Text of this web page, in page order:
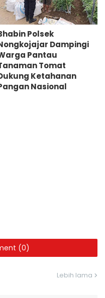
Polsek
Dampingi
Pantau
Tomat
Ketahanan
Nasional
(0)
Lebih lama